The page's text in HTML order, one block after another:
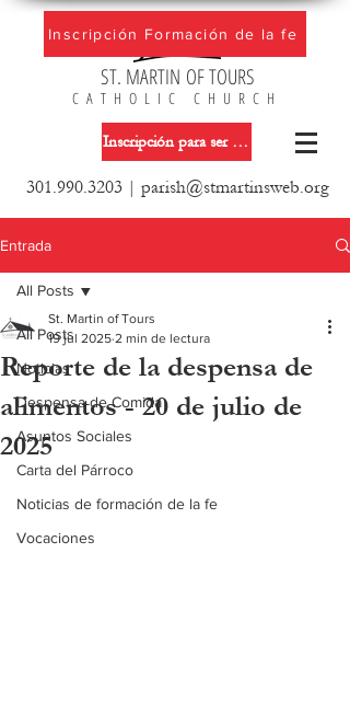
ST. MARTIN OF TOURS
CATHOLIC CHURCH
Inscripción para ser miembro de la iglesia
301.990.3203| parish@stmartinsweb.org
Inscripción Formación de la fe
Entrada
All Posts
Noticias
Despensa de Comida
Asuntos Sociales
Carta del Párroco
Noticias de formación de la fe
Vocaciones
All Posts
Reporte de la despensa de
alimentos - 20 de julio de
2025
St. Martin of Tours
19 jul 2025 2 min de lectura